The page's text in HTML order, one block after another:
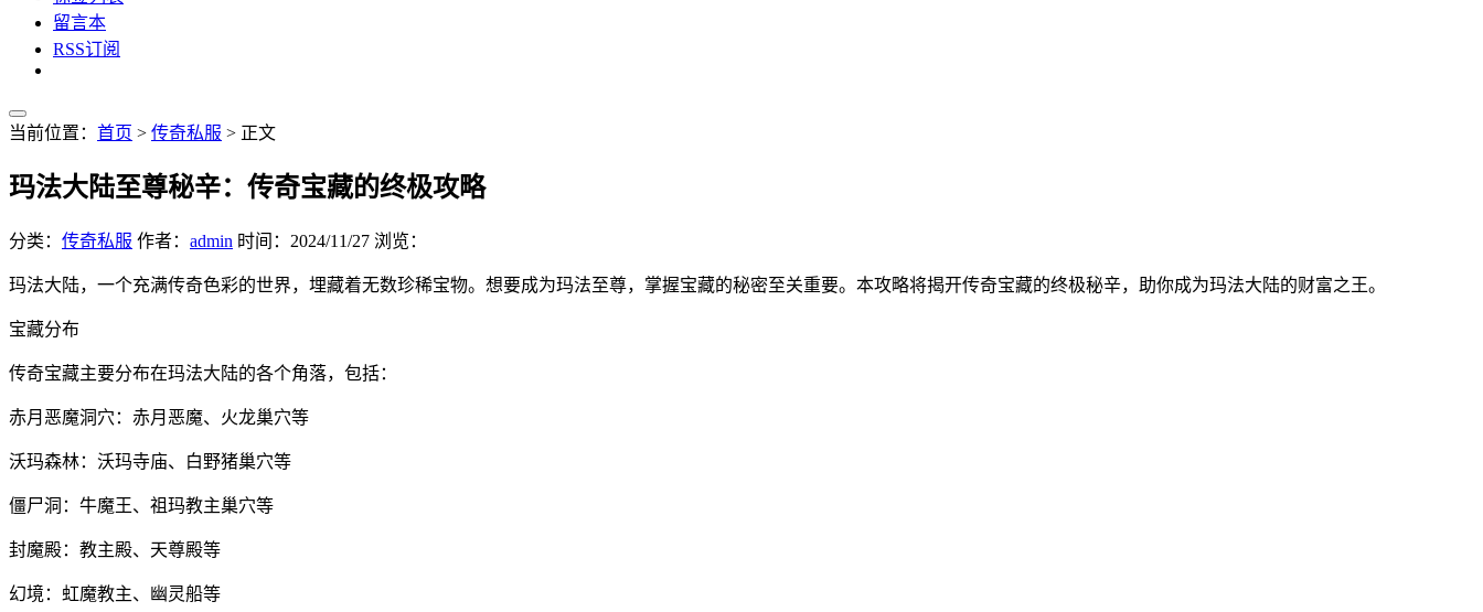
留言本
RSS订阅
当前位置： 首页 > 传奇私服 > 正文
玛法大陆至尊秘辛：传奇宝藏的终极攻略
分类： 传奇私服 作者： admin 时间： 2024/11/27 浏览：
玛法大陆，一个充满传奇色彩的世界，埋藏着无数珍稀宝物。想要成为玛法至尊，掌握宝藏的秘密至关重要。本攻略将揭开传奇宝藏的终极秘辛，助你成为玛法大陆的财富之王。
宝藏分布
传奇宝藏主要分布在玛法大陆的各个角落，包括：
赤月恶魔洞穴：赤月恶魔、火龙巢穴等
沃玛森林：沃玛寺庙、白野猪巢穴等
僵尸洞：牛魔王、祖玛教主巢穴等
封魔殿：教主殿、天尊殿等
幻境：虹魔教主、幽灵船等